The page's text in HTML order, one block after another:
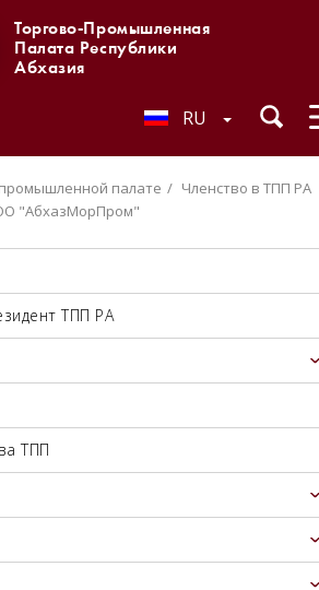
Торгово-Промышленная
Палата Республики
Абхазия
RU
палате
Членство в ТПП РА
"АбхазМорПром"
ТПП РА
ТПП